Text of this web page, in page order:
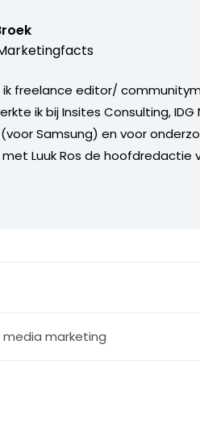
ik freelance editor/
ik bij Insites Consulting, IDG
Samsung) en voor
Luuk Ros de hoofdredactie
media marketing